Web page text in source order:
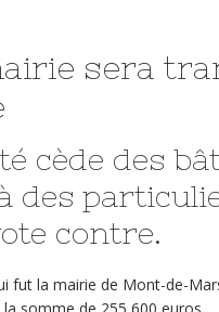
sera
cède des
des
contre.